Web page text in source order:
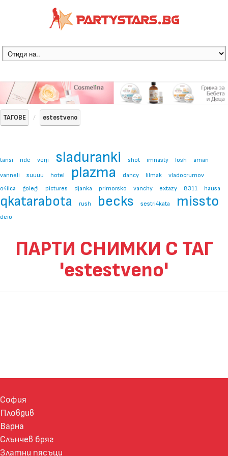
ТАГОВЕ estestveno
tansi ride verji sladuranki shot imnasty losh
aman
vanneli
suuuu hotel plazma dancy lilmak
vladocrumov
o4ilca
golegi pictures djanka primorsko vanchy extazy 8311 hausa
qkatarabota rush becks sestri4kata missto
deio
ПАРТИ СНИМКИ С ТАГ
'estestveno'
София
Пловдив
Варна
Слънчев бряг
Златни пясъци